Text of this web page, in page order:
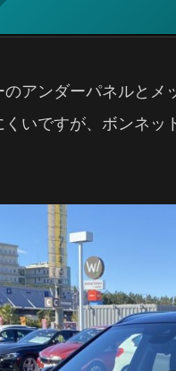
アンダーパネルと
いですが、ボンネ